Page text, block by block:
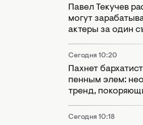
Павел Текучев
могут
актеры за один
Сегодня 10:20
Пахнет
пенным элем:
тренд,
Сегодня 10:18